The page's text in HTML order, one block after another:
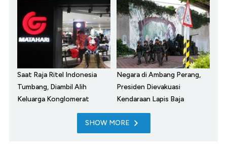
Saat Raja Ritel Indonesia
Tumbang, Diambil Alih
Keluarga Konglomerat
Negara di Ambang Perang,
Presiden Dievakuasi
Kendaraan Lapis Baja
SHOW MORE